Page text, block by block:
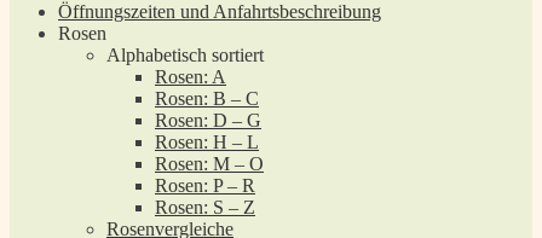
Öffnungszeiten und Anfahrtsbeschreibung
Rosen
Alphabetisch sortiert
Rosen: A
Rosen: B – C
Rosen: D – G
Rosen: H – L
Rosen: M – O
Rosen: P – R
Rosen: S – Z
Rosenvergleiche